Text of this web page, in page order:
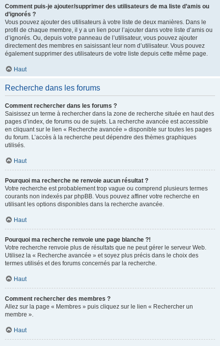
Comment puis-je ajouter/supprimer des utilisateurs de ma liste d’amis ou
d’ignorés ?
Vous pouvez ajouter des utilisateurs à votre liste de deux manières. Dans le
profil de chaque membre, il y a un lien pour l’ajouter dans votre liste d’amis ou
d’ignorés. Ou, depuis votre panneau de l’utilisateur, vous pouvez ajouter
directement des membres en saisissant leur nom d’utilisateur. Vous pouvez
également supprimer des utilisateurs de votre liste depuis cette même page.
Haut
Recherche dans les forums
Comment rechercher dans les forums ?
Saisissez un terme à rechercher dans la zone de recherche située en haut des
pages d’index, de forums ou de sujets. La recherche avancée est accessible
en cliquant sur le lien « Recherche avancée » disponible sur toutes les pages
du forum. L’accès à la recherche peut dépendre des thèmes graphiques
utilisés.
Haut
Pourquoi ma recherche ne renvoie aucun résultat ?
Votre recherche est probablement trop vague ou comprend plusieurs termes
courants non indexés par phpBB. Vous pouvez affiner votre recherche en
utilisant les options disponibles dans la recherche avancée.
Haut
Pourquoi ma recherche renvoie une page blanche ?!
Votre recherche renvoie plus de résultats que ne peut gérer le serveur Web.
Utilisez la « Recherche avancée » et soyez plus précis dans le choix des
termes utilisés et des forums concernés par la recherche.
Haut
Comment rechercher des membres ?
Allez sur la page « Membres » puis cliquez sur le lien « Rechercher un
membre ».
Haut